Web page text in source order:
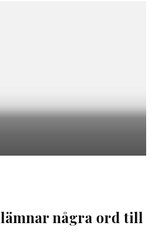
några ord till